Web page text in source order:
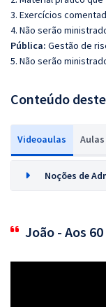
3. Exercícios
4. Não serão
Pública: Gestão de
5. Não serão
Conteúdo
Videoaulas Aulas
Noções de
João - Aos